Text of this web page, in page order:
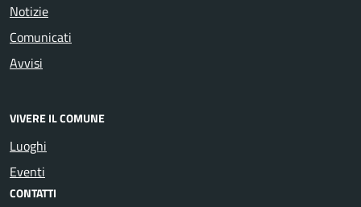
Notizie
Comunicati
Avvisi
VIVERE IL COMUNE
Luoghi
Eventi
CONTATTI